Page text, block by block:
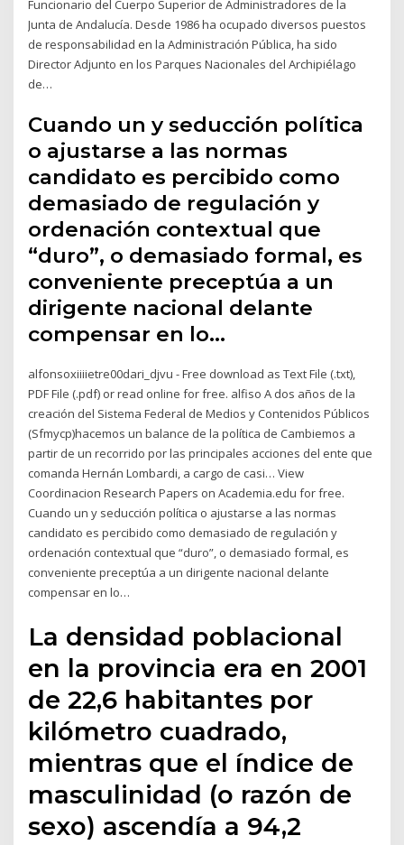
Funcionario del Cuerpo Superior de Administradores de la
Junta de Andalucía. Desde 1986 ha ocupado diversos puestos
de responsabilidad en la Administración Pública, ha sido
Director Adjunto en los Parques Nacionales del Archipiélago
de…
Cuando un y seducción política
o ajustarse a las normas
candidato es percibido como
demasiado de regulación y
ordenación contextual que
“duro”, o demasiado formal, es
conveniente preceptúa a un
dirigente nacional delante
compensar en lo…
alfonsoxiiiietre00dari_djvu - Free download as Text File (.txt),
PDF File (.pdf) or read online for free. alfiso A dos años de la
creación del Sistema Federal de Medios y Contenidos Públicos
(Sfmycp)hacemos un balance de la política de Cambiemos a
partir de un recorrido por las principales acciones del ente que
comanda Hernán Lombardi, a cargo de casi… View
Coordinacion Research Papers on Academia.edu for free.
Cuando un y seducción política o ajustarse a las normas
candidato es percibido como demasiado de regulación y
ordenación contextual que “duro”, o demasiado formal, es
conveniente preceptúa a un dirigente nacional delante
compensar en lo…
La densidad poblacional
en la provincia era en 2001
de 22,6 habitantes por
kilómetro cuadrado,
mientras que el índice de
masculinidad (o razón de
sexo) ascendía a 94,2